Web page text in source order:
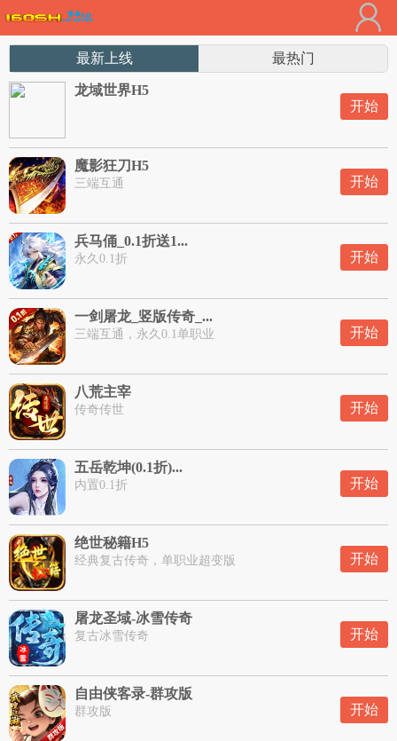
最新上线 最热门
龙域世界H5
开始
魔影狂刀H5
三端互通 开始
兵马俑_0.1折送1...
永久0.1折 开始
一剑屠龙_竖版传奇_...
三端互通，永久0.1单职业 开始
八荒主宰
传奇传世 开始
五岳乾坤(0.1折)...
内置0.1折 开始
绝世秘籍H5
经典复古传奇，单职业超变版 开始
屠龙圣域-冰雪传奇
复古冰雪传奇 开始
自由侠客录-群攻版
群攻版 开始